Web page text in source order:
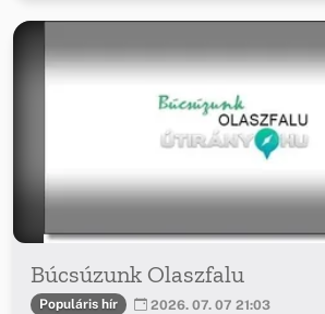
Búcsúzunk Olaszfalu
Populáris hír 2026. 07. 07 21:03